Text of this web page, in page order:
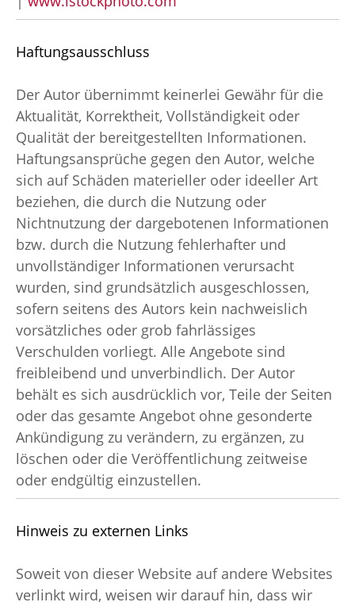
Haftungsausschluss
Der Autor übernimmt keinerlei Gewähr für die
Aktualität, Korrektheit, Vollständigkeit oder
Qualität der bereitgestellten Informationen.
Haftungsansprüche gegen den Autor, welche
sich auf Schäden materieller oder ideeller Art
beziehen, die durch die Nutzung oder
Nichtnutzung der dargebotenen Informationen
bzw. durch die Nutzung fehlerhafter und
unvollständiger Informationen verursacht
wurden, sind grundsätzlich ausgeschlossen,
sofern seitens des Autors kein nachweislich
vorsätzliches oder grob fahrlässiges
Verschulden vorliegt. Alle Angebote sind
freibleibend und unverbindlich. Der Autor
behält es sich ausdrücklich vor, Teile der Seiten
oder das gesamte Angebot ohne gesonderte
Ankündigung zu verändern, zu ergänzen, zu
löschen oder die Veröffentlichung zeitweise
oder endgültig einzustellen.
Hinweis zu externen Links
Soweit von dieser Website auf andere Websites
verlinkt wird, weisen wir darauf hin, dass wir